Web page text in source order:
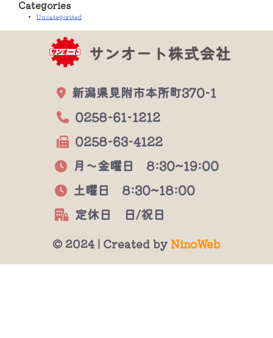
Categories
Uncategorized
サンオート株式会社
新潟県見附市本所町370-1
0258-61-1212
0258-63-4122
月～金曜日 8:30~19:00
土曜日 8:30~18:00
定休日 日/祝日
© 2024 | Created by NinoWeb